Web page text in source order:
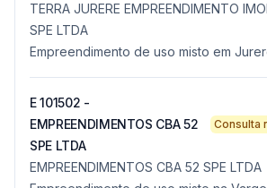
TERRA JURERE EMPREENDIMENTO
SPE LTDA
Empreendimento de uso misto em
E 101502 -
EMPREENDIMENTOS CBA 52
SPE LTDA
Consulta
EMPREENDIMENTOS CBA 52 SPE LTDA